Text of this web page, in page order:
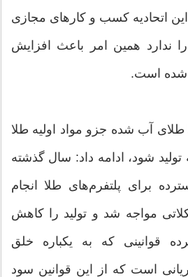
این اتحادیه کسب و کارهای مجازی
ندارد همین امر باعث افزایش
شده است.
طلای آب شده جزو مواد اولیه طلا
شود، ادامه داد: سال گذشته
برای پلتفرم‌های طلا انجام
مواجه شد و تولید را کاهش
قوانینی که به یکباره خلق
است که از این قوانین سود